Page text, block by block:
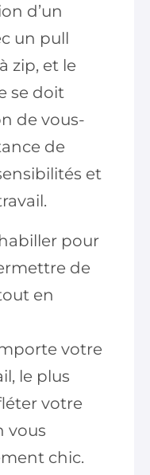
d’un
un pull
zip, et le
se doit
de vous-
de
et
pour
de
en
votre
le plus
votre
vous
chic.